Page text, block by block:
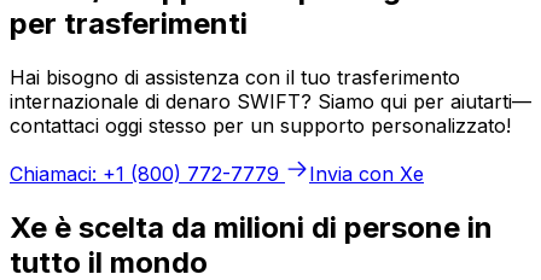
per trasferimenti
Hai bisogno di assistenza con il tuo trasferimento
internazionale di denaro SWIFT? Siamo qui per aiutarti—
contattaci oggi stesso per un supporto personalizzato!
Chiamaci: +1 (800) 772-7779
Invia con Xe
Xe è scelta da milioni di persone in
tutto il mondo